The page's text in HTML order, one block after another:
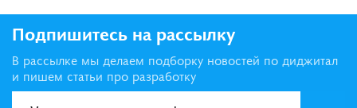
Подпишитесь на рассылку
В рассылке мы делаем подборку новостей по диджитал
и пишем статьи про разработку